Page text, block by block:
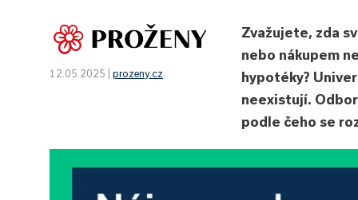
12.05.2025 | prozeny.cz
Zvažujete, zda
nebo nákupem
hypotéky?
neexistují.
podle čeho se